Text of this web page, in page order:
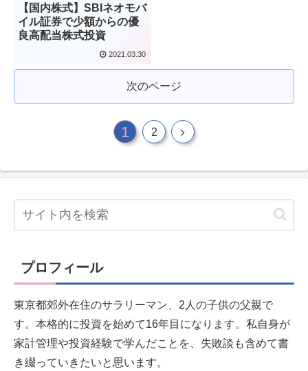
【国内株式】SBIネオモバ
イル証券で少額からの優
良高配当株式投資
2021.03.30
次のページ
1 2
プロフィール
東京都郊外在住のサラリーマン、2人の子供の父親で
す。本格的に投資を始めて16年目になります。私自身が
家計管理や投資経験で学んだことを、失敗談も含めて書
き綴っていきたいと思います。